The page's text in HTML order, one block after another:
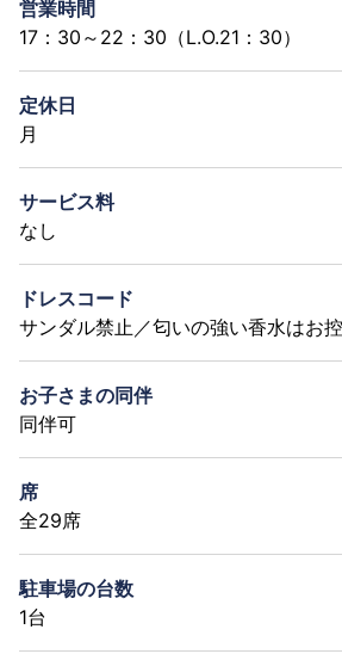
営業時間
17：30～22：30（L.O.21：30）
定休日
月
サービス料
なし
ドレスコード
サンダル禁止／匂いの強い香水はお
お子さまの同伴
同伴可
席
全29席
駐車場の台数
1台